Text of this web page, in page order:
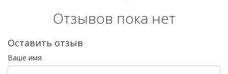
Отзывов пока нет
Оставить отзыв
Ваше имя